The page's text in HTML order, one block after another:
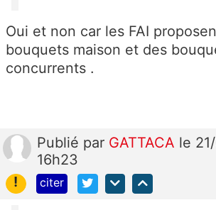
Oui et non car les FAI
bouquets maison et des
concurrents .
Publié par GATTACA le
16h23
!
citer